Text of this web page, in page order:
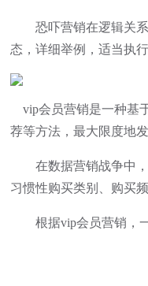
恐吓营销在逻辑关系
态，详细举例，适当执
vip会员营销是一种基
荐等方法，最大限度地
在数据营销战争中，
习惯性购买类别、购买
根据vip会员营销，一